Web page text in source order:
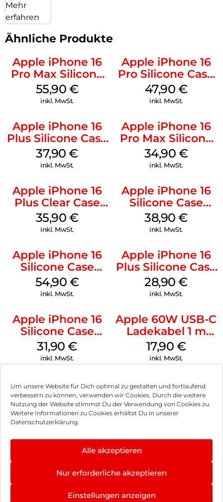
Um unsere Website für Dich optimal zu gestalten und fortlaufend
verbessern zu können, verwenden wir Cookies. Durch die weitere
Nutzung der Website stimmst Du der Verwendung von Cookies zu.
Weitere Informationen zu Cookies erhältst Du in unserer
Datenschutzerklärung.
Alle akzeptieren
Nur erforderliche akzeptieren
Einstellungen anzeigen
Mehr
erfahren
Ähnliche Produkte
Apple iPhone 16
Pro Max Silicone
Case MagSafe
Stone Gray
55,90 €
inkl. MwSt.
Apple iPhone 16
Pro Silicone Case
MagSafe Denim
47,90 €
inkl. MwSt.
Apple iPhone 16
Plus Silicone Case
MagSafe Lake
Green
37,90€
inkl. MwSt.
Apple iPhone 16
Pro Max Silicone
Case MagSafe
Denim
34,90 €
inkl. MwSt.
Apple iPhone 16
Plus Clear Case
MagSafe
Transparent
35,90 €
inkl. MwSt.
Apple iPhone 16
Silicone Case
MagSafe
Ultramarine
38,90€
inkl. MwSt.
Apple iPhone 16
Silicone Case
MagSafe Black
54,90 €
inkl. MwSt.
Apple iPhone 16
Plus Silicone Case
MagSafe Black
28,90€
inkl. MwSt.
Apple iPhone 16
Silicone Case
MagSafe Fuchsia
31,90€
inkl. MwSt.
Apple 60W USB-C
Ladekabel 1 m
Weiß
17,90 €
inkl. MwSt.
Impressum
Hinweis zur Batterieentsorgung